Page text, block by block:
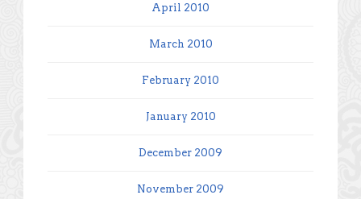
April 2010
March 2010
February 2010
January 2010
December 2009
November 2009